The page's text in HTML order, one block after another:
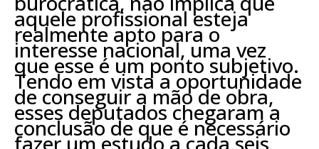
aquele profissional esteja
realmente apto para o
interesse nacional, uma vez
que esse é um ponto subjetivo.
Tendo em vista a oportunidade
de conseguir a mão de obra,
esses deputados chegaram a
conclusão de que é necessário
fazer um estudo a cada seis